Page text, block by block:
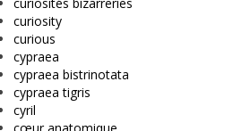
curiosity
curious
cypraea
cypraea bistrinotata
cypraea tigris
cyril
cœur anatomique